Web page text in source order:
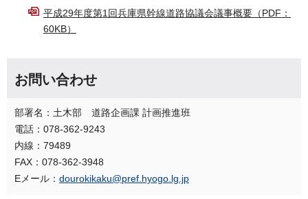
平成29年度第1回兵庫県幹線道路協議会議事概要（PDF：
60KB）
お問い合わせ
部署名：土木部 道路企画課 計画推進班
電話：078-362-9243
内線：79489
FAX：078-362-3948
Eメール： dourokikaku@pref.hyogo.lg.jp